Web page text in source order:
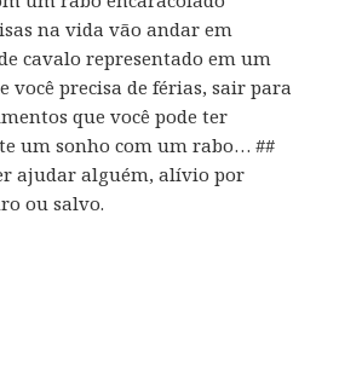
na vida vão andar em
cavalo representado em um
você precisa de férias, sair para
que você pode ter
um sonho com um rabo… ##
ajudar alguém, alívio por
ou salvo.